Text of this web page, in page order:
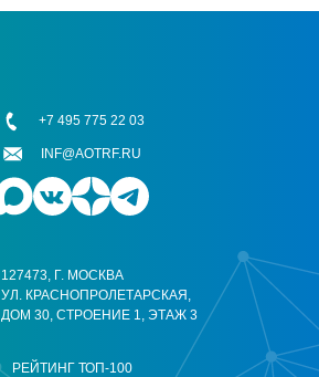
РЕЙТИНГ ТОП-100
127473, Г. МОСКВА
УЛ. КРАСНОПРОЛЕТАРСКАЯ,
ДОМ 30, СТРОЕНИЕ 1, ЭТАЖ 3
+7 495 775 22 03
INF@AOTRF.RU